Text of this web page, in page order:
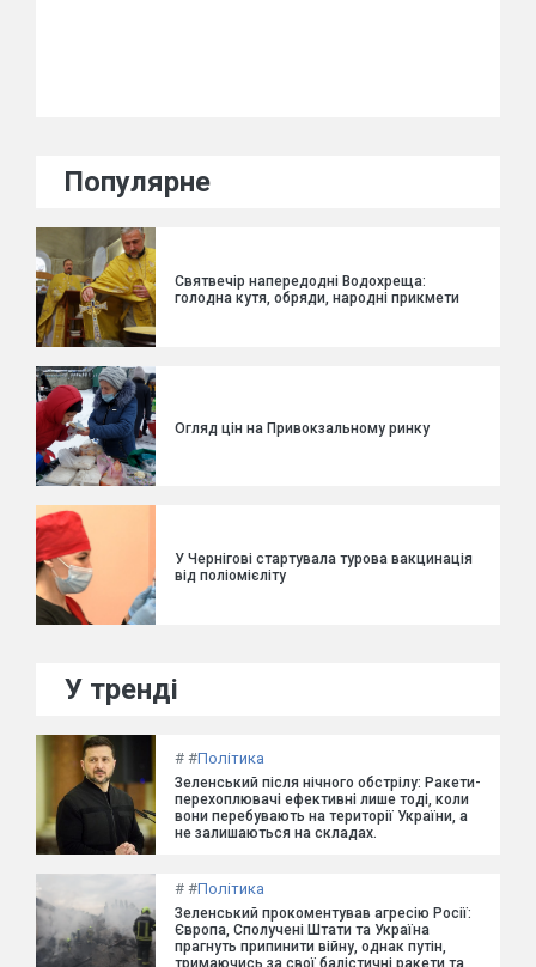
Популярне
Святвечір напередодні Водохреща:
голодна кутя, обряди, народні прикмети
Огляд цін на Привокзальному ринку
У Чернігові стартувала турова вакцинація
від поліомієліту
У тренді
# #Політика
Зеленський після нічного обстрілу: Ракети-
перехоплювачі ефективні лише тоді, коли
вони перебувають на території України, а
не залишаються на складах.
# #Політика
Зеленський прокоментував агресію Росії:
Європа, Сполучені Штати та Україна
прагнуть припинити війну, однак путін,